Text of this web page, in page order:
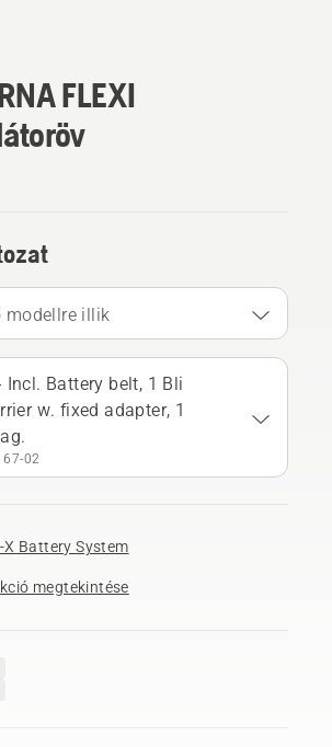
FLEXI
modellre illik
Incl. Battery belt, 1 Bli
w. fixed adapter, 1
X Battery System
megtekintése